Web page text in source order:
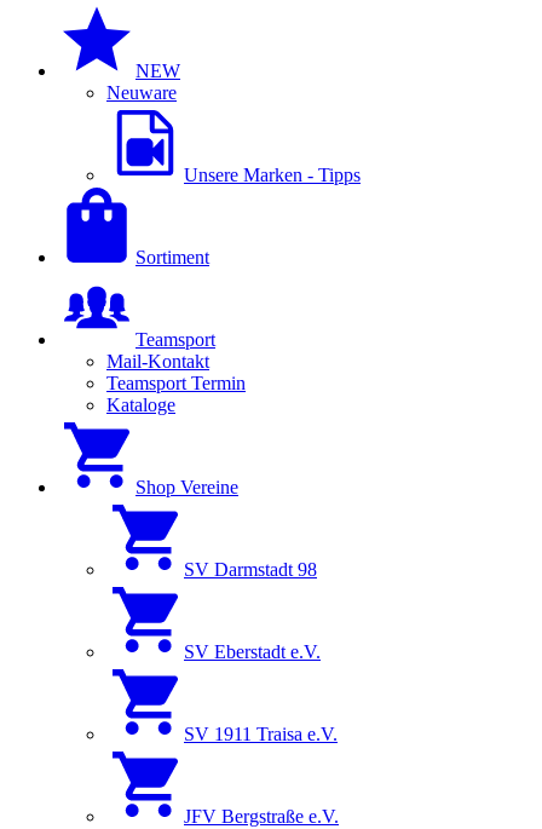
NEW
Neuware
Unsere Marken - Tipps
Sortiment
Teamsport
Mail-Kontakt
Teamsport Termin
Kataloge
Shop Vereine
SV Darmstadt 98
SV Eberstadt e.V.
SV 1911 Traisa e.V.
JFV Bergstraße e.V.